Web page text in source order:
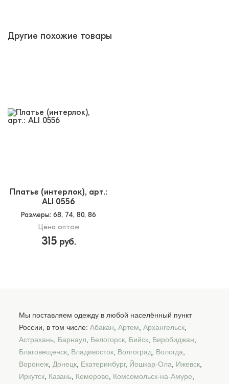
Другие похожие товары
Платье (интерлок), арт.:
ALI 0556
Размеры: 68, 74, 80, 86
Цена оптом
315руб.
Мы поставляем одежду в любой населённый пункт
России, в том числе: Абакан, Артем, Архангельск,
Астрахань, Барнаул, Белогорск, Бийск, Биробиджан,
Благовещенск, Владивосток, Волгоград, Вологда,
Воронеж, Донецк, Екатеринбург, Йошкар-Ола, Ижевск,
Иркутск, Казань, Кемерово, Комсомольск-на-Амуре,